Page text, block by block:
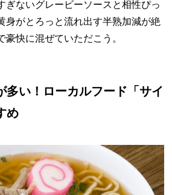
ぎないグレービーソースと相性ぴっ
身がとろっと流れ出す半熟加減が絶
豪快に混ぜていただこう。
多い！ローカルフード「サイ
め